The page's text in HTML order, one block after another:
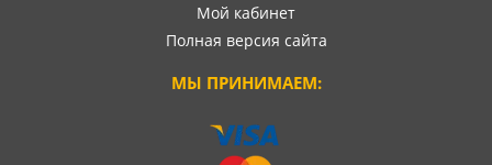
Мой кабинет
Полная версия сайта
МЫ ПРИНИМАЕМ: